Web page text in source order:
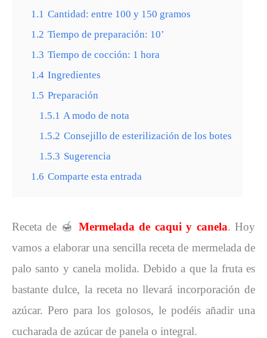
1.1 Cantidad: entre 100 y 150 gramos
1.2 Tiempo de preparación: 10’
1.3 Tiempo de cocción: 1 hora
1.4 Ingredientes
1.5 Preparación
1.5.1 A modo de nota
1.5.2 Consejillo de esterilización de los botes
1.5.3 Sugerencia
1.6 Comparte esta entrada
Receta de 🍯 Mermelada de caqui y canela. Hoy
vamos a elaborar una sencilla receta de mermelada de
palo santo y canela molida. Debido a que la fruta es
bastante dulce, la receta no llevará incorporación de
azúcar. Pero para los golosos, le podéis añadir una
cucharada de azúcar de panela o integral.